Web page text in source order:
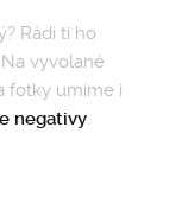
Rádi ti ho
vyvolané
fotky umíme i
negativy